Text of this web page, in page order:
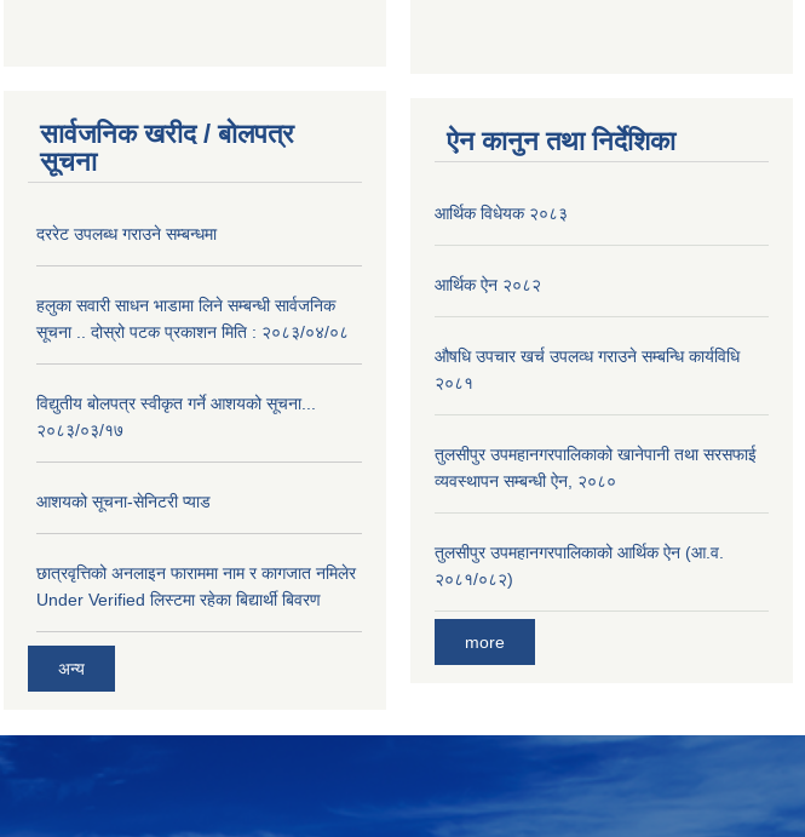
सार्वजनिक खरीद / बोलपत्र
सूचना
दररेट उपलब्ध गराउने सम्बन्धमा
हलुका सवारी साधन भाडामा लिने सम्बन्धी सार्वजनिक
सूचना .. दोस्रो पटक प्रकाशन मिति : २०८३/०४/०८
विद्युतीय बोलपत्र स्वीकृत गर्ने आशयको सूचना...
२०८३/०३/१७
आशयको सूचना-सेनिटरी प्याड
छात्रवृत्तिको अनलाइन फाराममा नाम र कागजात नमिलेर
Under Verified लिस्टमा रहेका बिद्यार्थी बिवरण
अन्य
ऐन कानुन तथा निर्देशिका
आर्थिक विधेयक २०८३
आर्थिक ऐन २०८२
औषधि उपचार खर्च उपलव्ध गराउने सम्बन्धि कार्यविधि
२०८१
तुलसीपुर उपमहानगरपालिकाको खानेपानी तथा सरसफाई
व्यवस्थापन सम्बन्धी ऐन, २०८०
तुलसीपुर उपमहानगरपालिकाको आर्थिक ऐन (आ.व.
२०८१/०८२)
more